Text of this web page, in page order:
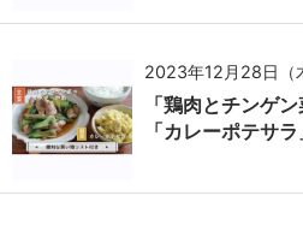
2023年12月28日（
「鶏肉とチンゲ
「カレーポテサ